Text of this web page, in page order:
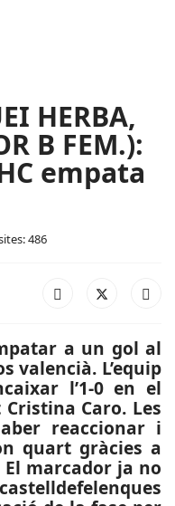
HERBA,
B FEM.):
empata
486
a un gol al
valencià. L’equip
l’1-0 en el
Caro. Les
reaccionar i
quart gràcies a
El marcador ja no